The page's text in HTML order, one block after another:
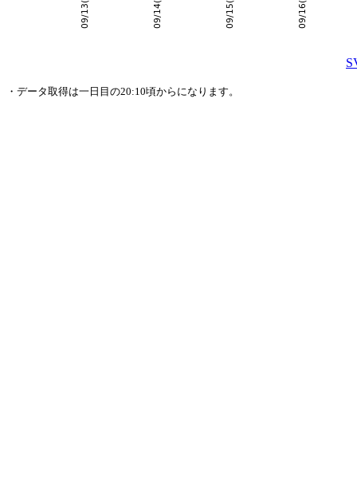
・データ取得は一日目の20:10頃からになります。